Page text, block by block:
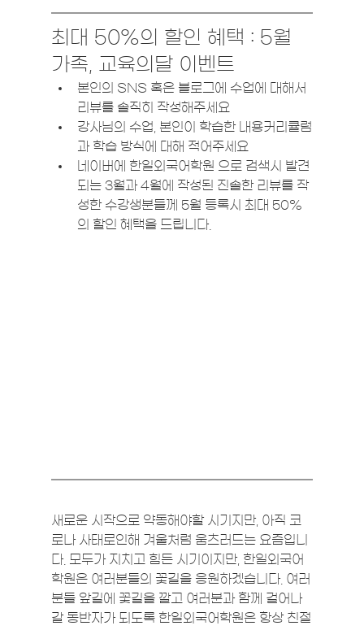
최대 50%의 할인 혜택 : 5월
가족, 교육의달 이벤트
본인의 SNS 혹은 블로그에 수업에 대해서
리뷰를 솔직히 작성해주세요
강사님의 수업, 본인이 학습한 내용커리큘럼
과 학습 방식에 대해 적어주세요
네이버에 한일외국어학원 으로 검색시 발견
되는 3월과 4월에 작성된 진솔한 리뷰를 작
성한 수강생분들께 5월 등록시 최대 50%
의 할인 혜택을 드립니다.
새로운 시작으로 약동해야할 시기지만, 아직 코
로나 사태로인해 겨울처럼 움츠러드는 요즘입니
다. 모두가 지치고 힘든 시기이지만, 한일외국어
학원은 여러분들의 꽃길을 응원하겠습니다. 여러
분들 앞길에 꽃길을 깔고 여러분과 함께 걸어나
갈 동반자가 되도록 한일외국어학원은 항상 친절